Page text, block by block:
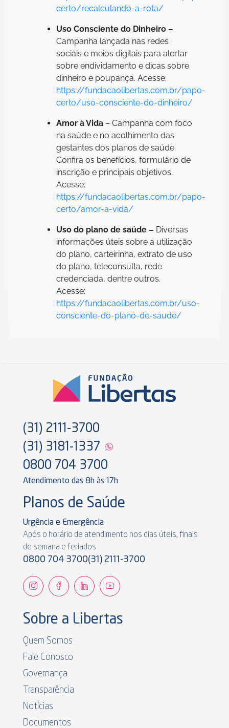
certo/recalculando-a-rota/
Uso Consciente do Dinheiro –
Campanha lançada nas redes
sociais e meios digitais para alertar
sobre endividamento e dicas sobre
dinheiro e poupança. Acesse:
https://fundacaolibertas.com.br/papo-
certo/uso-consciente-do-dinheiro/
Amor à Vida – Campanha com foco
na saúde e no acolhimento das
gestantes dos planos de saúde.
Confira os benefícios, formulário de
inscrição e principais objetivos.
Acesse:
https://fundacaolibertas.com.br/papo-
certo/amor-a-vida/
Uso do plano de saúde – Diversas
informações úteis sobre a utilização
do plano, carteirinha, extrato de uso
do plano, teleconsulta, rede
credenciada, dentre outros.
Acesse:
https://fundacaolibertas.com.br/uso-
consciente-do-plano-de-saude/
(31) 2111-3700
(31) 3181-1337
0800 704 3700
Atendimento das 8h às 17h
Planos de Saúde
Urgência e Emergência
Após o horário de atendimento nos dias úteis, finais
de semana e feriados
0800 704 3700(31) 2111-3700
Sobre a Libertas
Quem Somos
Fale Conosco
Governança
Transparência
Notícias
Documentos